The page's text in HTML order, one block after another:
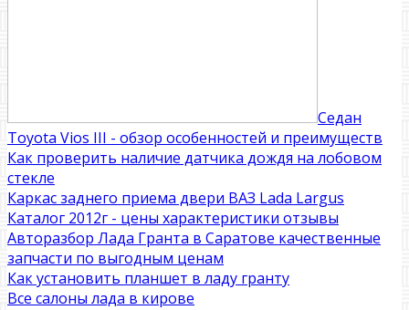
Седан
Toyota Vios III - обзор особенностей и преимуществ
Как проверить наличие датчика дождя на лобовом
стекле
Каркас заднего приема двери ВАЗ Lada Largus
Каталог 2012г - цены характеристики отзывы
Авторазбор Лада Гранта в Саратове качественные
запчасти по выгодным ценам
Как установить планшет в ладу гранту
Все салоны лада в кирове